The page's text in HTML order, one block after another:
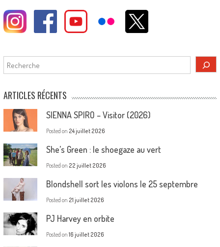
Rechercher
ARTICLES RÉCENTS
SIENNA SPIRO – Visitor (2026)
Posted on 24 juillet 2026
She’s Green : le shoegaze au vert
Posted on 22 juillet 2026
Blondshell sort les violons le 25 septembre
Posted on 21 juillet 2026
PJ Harvey en orbite
Posted on 16 juillet 2026